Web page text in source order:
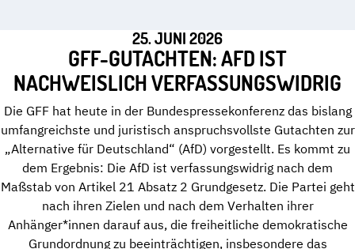
25. JUNI 2026
GFF-GUTACHTEN: AFD IST
NACHWEISLICH VERFASSUNGSWIDRIG
Die GFF hat heute in der Bundespressekonferenz das bislang
umfangreichste und juristisch anspruchsvollste Gutachten zur
„Alternative für Deutschland“ (AfD) vorgestellt. Es kommt zu
dem Ergebnis: Die AfD ist verfassungswidrig nach dem
Maßstab von Artikel 21 Absatz 2 Grundgesetz. Die Partei geht
nach ihren Zielen und nach dem Verhalten ihrer
Anhänger*innen darauf aus, die freiheitliche demokratische
Grundordnung zu beeinträchtigen, insbesondere das